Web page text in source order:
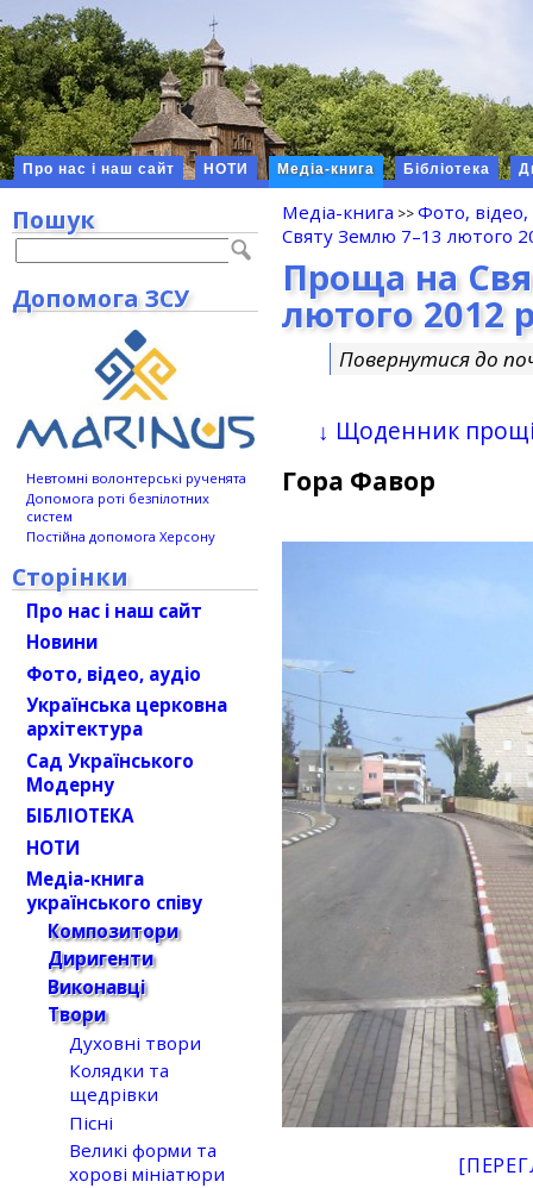
Про нас і наш сайт НОТИ Медіа-книга Бібліотека
Медіа-книга
Фото,
Святу Землю 7–13 лютого
Проща на
лютого 2012
Повернутися до
↓ Щоденник
Гора Фавор
Пошук
Допомога ЗСУ
Невтомні волонтерські рученята
Допомога роті безпілотних
систем
Постійна допомога Херсону
Сторінки
Про нас і наш сайт
Новини
Фото, відео, аудіо
Українська церковна
архітектура
Сад Українського
Модерну
БІБЛІОТЕКА
НОТИ
Медіа-книга
українського співу
Композитори
Диригенти
Виконавці
Твори
Духовні твори
Колядки та
щедрівки
Пісні
Великі форми та
хорові мініатюри